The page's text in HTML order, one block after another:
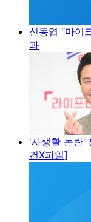
신동엽 “마이
과
'사생활 논란'
건X파일]